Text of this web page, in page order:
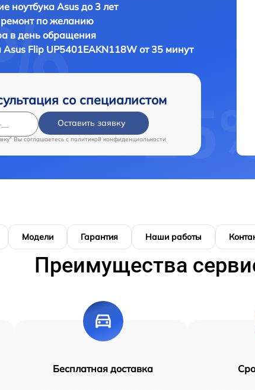
ноутбука Asus до 3 лет
ремонт по желанию
в день обращения
Asus Flip UP5401EAKN118W от 35 минут
со специалистом
Оставить заявку
Вы соглашаетесь c политикой конфиденциальности
Модели Гарантия Наши работы
Преимущества
Бесплатная доставка